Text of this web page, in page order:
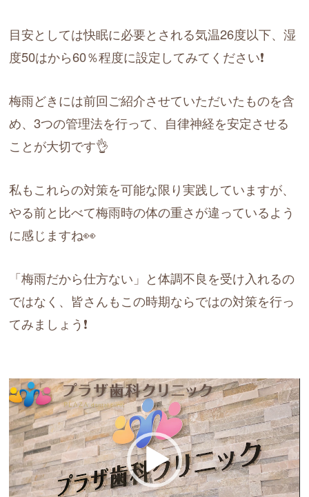
目安としては快眠に必要とされる気温26度以下、湿
度50はから60％程度に設定してみてください❗️
梅雨どきには前回ご紹介させていただいたものを含
め、3つの管理法を行って、自律神経を安定させる
ことが大切です👌
私もこれらの対策を可能な限り実践していますが、
やる前と比べて梅雨時の体の重さが違っているよう
に感じますね👀
「梅雨だから仕方ない」と体調不良を受け入れるの
ではなく、皆さんもこの時期ならではの対策を行っ
てみましょう❗️
動
画
プ
レ
ー
ヤ